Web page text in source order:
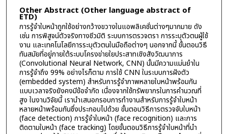
Other Abstract (Other language abstract of
ETD)
การรู้จำใบหน้าถูกใช้อย่างกว้างขวางในแอพลิเคชั่นต่างๆมากมาย ดัง
เช่น การพิสูจน์ตัวจริงทางชีวมิติ ระบบการตรวจตรา การระบุตัวตนผู้ใช้
งาน และเทคโนโลยีการระบุตัวตนในมือถือต่างๆ นอกจากนี้ ขั้นตอนวิธี
ทันสมัยที่อยู่ภายใต้ระบบโครงข่ายใยประสาทเชิงสังวัฒนาการ
(Convolutional Neural Network, CNN) นั้นมีความแม่นยำใน
การรู้จำถึง 99% อย่างไรก็ตาม การใช้ CNN ในระบบการฝังตัว
(embedded system) สำหรับการรู้จำภาพหลายใบหน้าพร้อมกัน
แบบเวลาจริงยังคงมีข้อจำกัด เนื่องจากใช้ทรัพยากรในการคำนวณที่
สูง ในงานวิจัยนี้ เรานำเสนอกรอบการทำงานสำหรับการรู้จำใบหน้า
หลายหน้าพร้อมกันซึ่งประกอบไปด้วย ขั้นตอนวิธีการตรวจจับใบหน้า
(face detection) การรู้จำใบหน้า (face recognition) และการ
ติดตามใบหน้า (face tracking) โดยขั้นตอนวิธีการรู้จำใบหน้าที่นำ